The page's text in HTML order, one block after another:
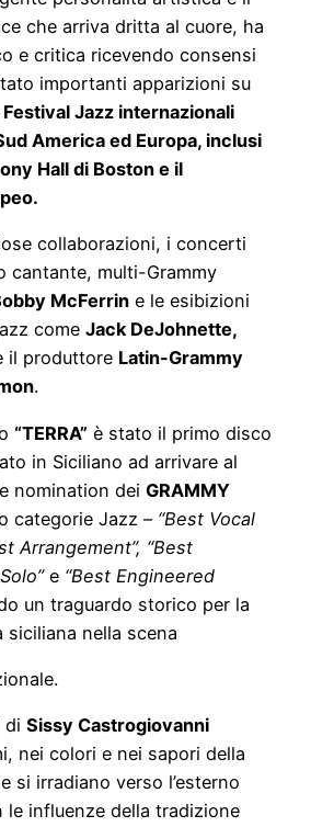
che arriva dritta al cuore, ha
e critica ricevendo consensi
importanti apparizioni su
Festival Jazz internazionali
America ed Europa, inclusi
Hall di Boston e il
collaborazioni, i concerti
cantante, multi-Grammy
McFerrin e le esibizioni
come Jack DeJohnette,
il produttore Latin-Grammy
.
“TERRA” è stato il primo disco
in Siciliano ad arrivare al
nomination dei GRAMMY
categorie Jazz – “Best Vocal
Arrangement”, “Best
e “Best Engineered
un traguardo storico per la
siciliana nella scena
di Sissy Castrogiovanni
nei colori e nei sapori della
si irradiano verso l’esterno
le influenze della tradizione